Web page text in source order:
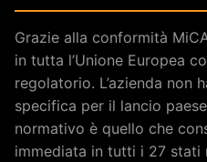
Grazie alla conformità
in tutta l’Unione Europea
regolatorio. L’azienda non
specifica per il lancio
normativo è quello che
immediata in tutti i 27 stati